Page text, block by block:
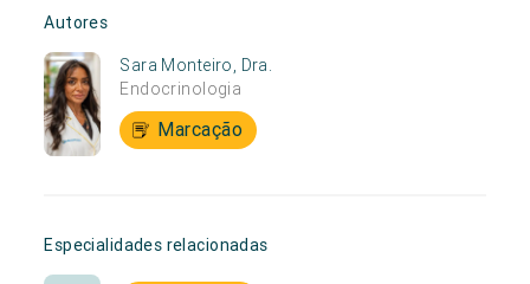
Autores
Sara Monteiro, Dra.
Endocrinologia
Marcação
Especialidades relacionadas